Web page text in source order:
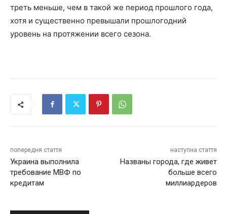
треть меньше, чем в такой же период прошлого года,
хотя и существенно превышали прошлогодний
уровень на протяжении всего сезона.
попередня стаття
Украина выполнила
требование МВФ по
кредитам
наступна стаття
Названы города, где живет
больше всего
миллиардеров